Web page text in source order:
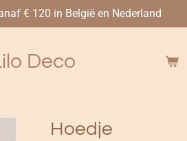
€ 120 in België en Nederland
Deco
Hoedje